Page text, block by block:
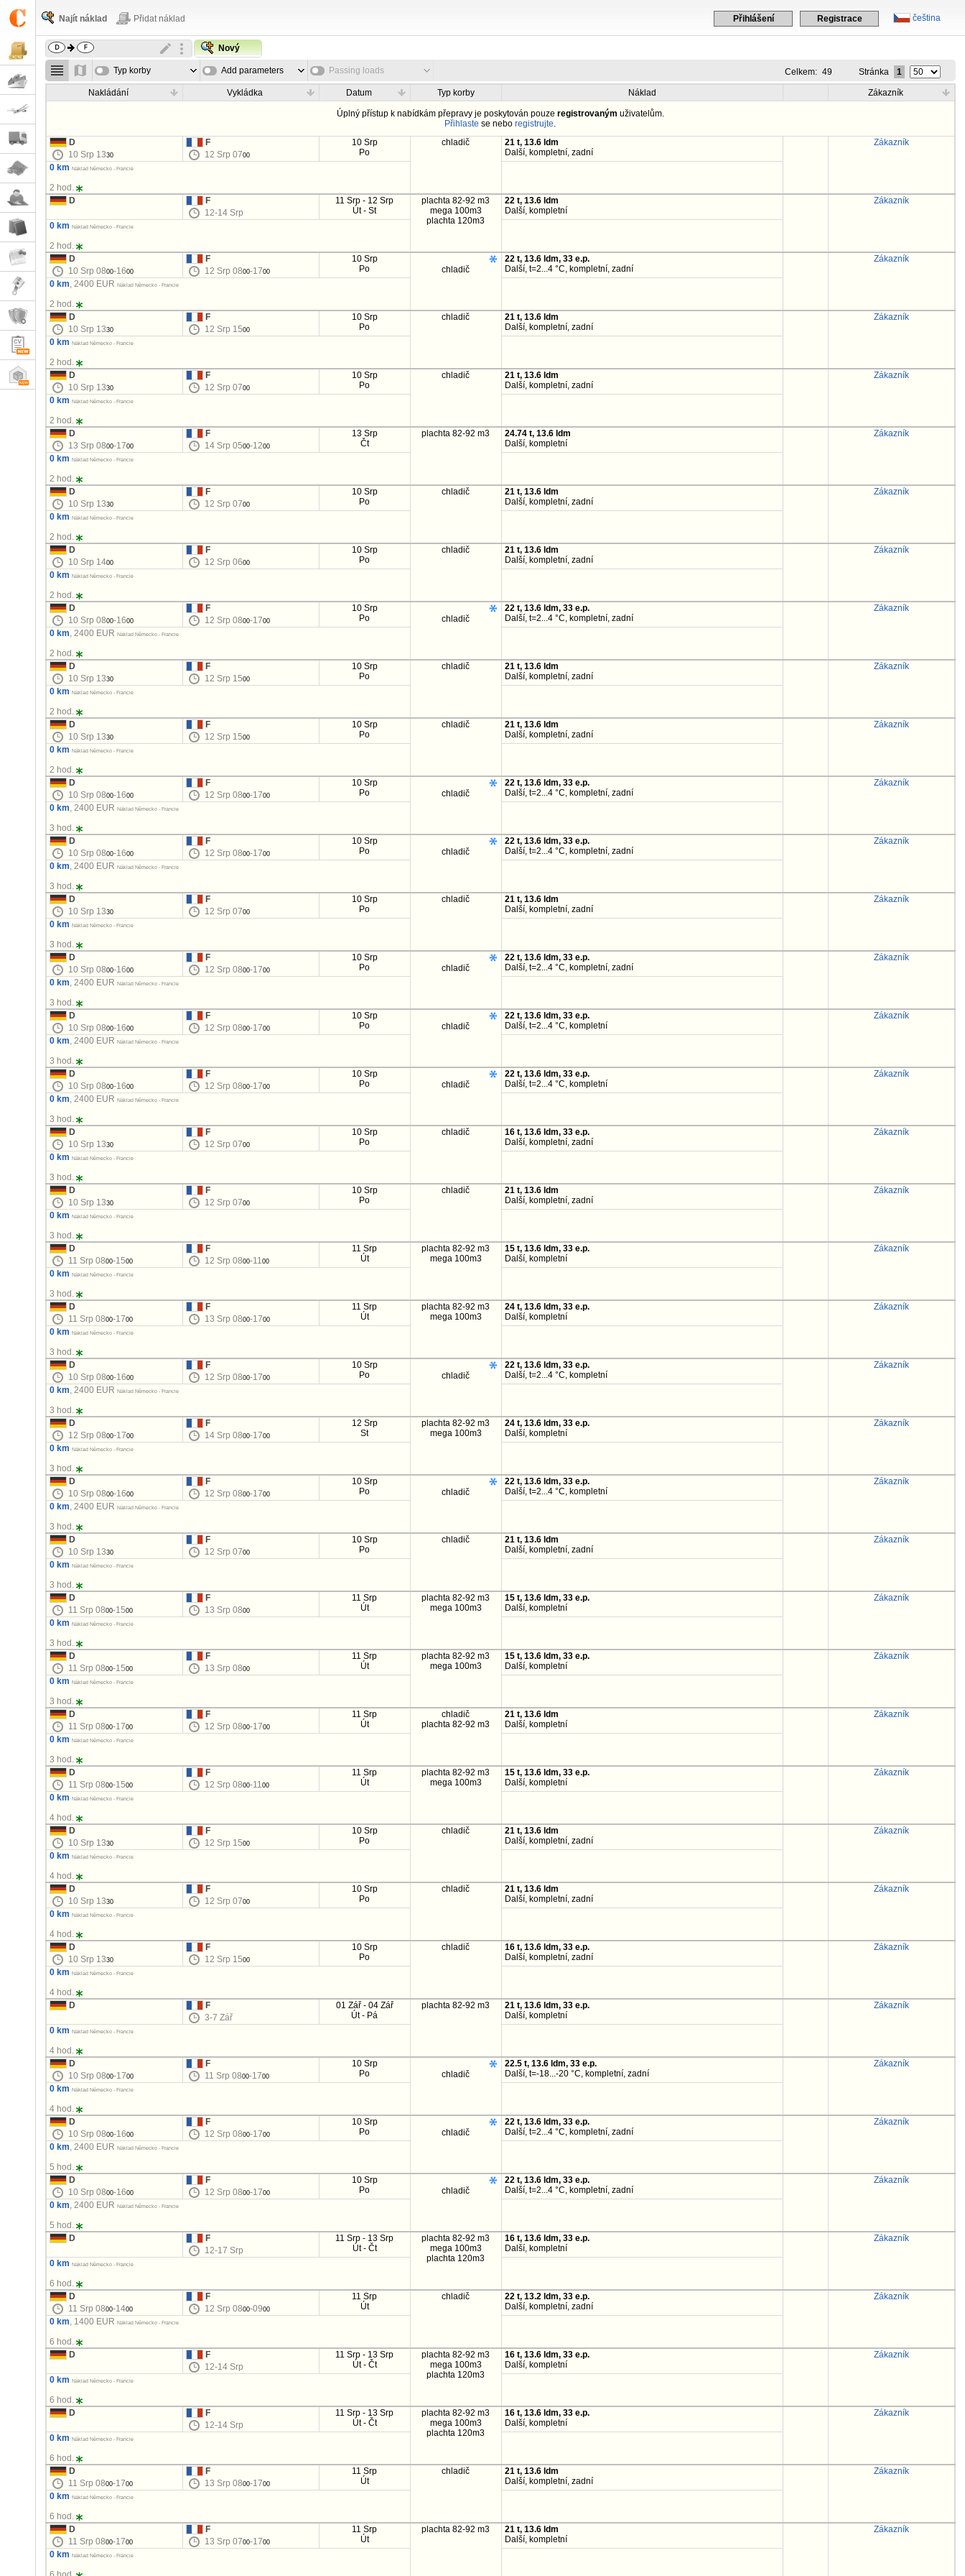
čeština
Přihlášení Registrace
Najít náklad Přidat náklad
Nový
Typ korby Add parameters Passing loads Celkem: 49 Stránka 1
Nakládání Vykládka Datum Typ korby Náklad Zákazník
Úplný přístup k nabídkám přepravy je poskytován pouze registrovaným uživatelům.
Přihlaste se neboregistrujte.
D
10 Srp 1330
F
12 Srp 0700
10 Srp
Po
chladič
21 t, 13.6 ldm
Další, kompletní, zadní
Zákazník
0 km Náklad Německo - Francie
2 hod.
D
F
12-14 Srp
11 Srp - 12 Srp
Út - St
plachta 82-92 m3
mega 100m3
plachta 120m3
22 t, 13.6 ldm
Další, kompletní
Zákazník
0 km Náklad Německo - Francie
2 hod.
D
10 Srp 0800-1600
F
12 Srp 0800-1700
10 Srp
Po
chladič
22 t, 13.6 ldm, 33 e.p.
Další, t=2...4 °C, kompletní, zadní
Zákazník
0 km, 2400 EUR Náklad Německo - Francie
2 hod.
D
10 Srp 1330
F
12 Srp 1500
10 Srp
Po
chladič
21 t, 13.6 ldm
Další, kompletní, zadní
Zákazník
0 km Náklad Německo - Francie
2 hod.
D
10 Srp 1330
F
12 Srp 0700
10 Srp
Po
chladič
21 t, 13.6 ldm
Další, kompletní, zadní
Zákazník
0 km Náklad Německo - Francie
2 hod.
D
13 Srp 0800-1700
F
14 Srp 0500-1200
13 Srp
Čt
plachta 82-92 m3
24.74 t, 13.6 ldm
Další, kompletní
Zákazník
0 km Náklad Německo - Francie
2 hod.
D
10 Srp 1330
F
12 Srp 0700
10 Srp
Po
chladič
21 t, 13.6 ldm
Další, kompletní, zadní
Zákazník
0 km Náklad Německo - Francie
2 hod.
D
10 Srp 1400
F
12 Srp 0600
10 Srp
Po
chladič
21 t, 13.6 ldm
Další, kompletní, zadní
Zákazník
0 km Náklad Německo - Francie
2 hod.
D
10 Srp 0800-1600
F
12 Srp 0800-1700
10 Srp
Po
chladič
22 t, 13.6 ldm, 33 e.p.
Další, t=2...4 °C, kompletní, zadní
Zákazník
0 km, 2400 EUR Náklad Německo - Francie
2 hod.
D
10 Srp 1330
F
12 Srp 1500
10 Srp
Po
chladič
21 t, 13.6 ldm
Další, kompletní, zadní
Zákazník
0 km Náklad Německo - Francie
2 hod.
D
10 Srp 1330
F
12 Srp 1500
10 Srp
Po
chladič
21 t, 13.6 ldm
Další, kompletní, zadní
Zákazník
0 km Náklad Německo - Francie
2 hod.
D
10 Srp 0800-1600
F
12 Srp 0800-1700
10 Srp
Po
chladič
22 t, 13.6 ldm, 33 e.p.
Další, t=2...4 °C, kompletní, zadní
Zákazník
0 km, 2400 EUR Náklad Německo - Francie
3 hod.
D
10 Srp 0800-1600
F
12 Srp 0800-1700
10 Srp
Po
chladič
22 t, 13.6 ldm, 33 e.p.
Další, t=2...4 °C, kompletní, zadní
Zákazník
0 km, 2400 EUR Náklad Německo - Francie
3 hod.
D
10 Srp 1330
F
12 Srp 0700
10 Srp
Po
chladič
21 t, 13.6 ldm
Další, kompletní, zadní
Zákazník
0 km Náklad Německo - Francie
3 hod.
D
10 Srp 0800-1600
F
12 Srp 0800-1700
10 Srp
Po
chladič
22 t, 13.6 ldm, 33 e.p.
Další, t=2...4 °C, kompletní, zadní
Zákazník
0 km, 2400 EUR Náklad Německo - Francie
3 hod.
D
10 Srp 0800-1600
F
12 Srp 0800-1700
10 Srp
Po
chladič
22 t, 13.6 ldm, 33 e.p.
Další, t=2...4 °C, kompletní
Zákazník
0 km, 2400 EUR Náklad Německo - Francie
3 hod.
D
10 Srp 0800-1600
F
12 Srp 0800-1700
10 Srp
Po
chladič
22 t, 13.6 ldm, 33 e.p.
Další, t=2...4 °C, kompletní
Zákazník
0 km, 2400 EUR Náklad Německo - Francie
3 hod.
D
10 Srp 1330
F
12 Srp 0700
10 Srp
Po
chladič
16 t, 13.6 ldm, 33 e.p.
Další, kompletní, zadní
Zákazník
0 km Náklad Německo - Francie
3 hod.
D
10 Srp 1330
F
12 Srp 0700
10 Srp
Po
chladič
21 t, 13.6 ldm
Další, kompletní, zadní
Zákazník
0 km Náklad Německo - Francie
3 hod.
D
11 Srp 0800-1500
F
12 Srp 0800-1100
11 Srp
Út
plachta 82-92 m3
mega 100m3
15 t, 13.6 ldm, 33 e.p.
Další, kompletní
Zákazník
0 km Náklad Německo - Francie
3 hod.
D
11 Srp 0800-1700
F
13 Srp 0800-1700
11 Srp
Út
plachta 82-92 m3
mega 100m3
24 t, 13.6 ldm, 33 e.p.
Další, kompletní
Zákazník
0 km Náklad Německo - Francie
3 hod.
D
10 Srp 0800-1600
F
12 Srp 0800-1700
10 Srp
Po
chladič
22 t, 13.6 ldm, 33 e.p.
Další, t=2...4 °C, kompletní
Zákazník
0 km, 2400 EUR Náklad Německo - Francie
3 hod.
D
12 Srp 0800-1700
F
14 Srp 0800-1700
12 Srp
St
plachta 82-92 m3
mega 100m3
24 t, 13.6 ldm, 33 e.p.
Další, kompletní
Zákazník
0 km Náklad Německo - Francie
3 hod.
D
10 Srp 0800-1600
F
12 Srp 0800-1700
10 Srp
Po
chladič
22 t, 13.6 ldm, 33 e.p.
Další, t=2...4 °C, kompletní
Zákazník
0 km, 2400 EUR Náklad Německo - Francie
3 hod.
D
10 Srp 1330
F
12 Srp 0700
10 Srp
Po
chladič
21 t, 13.6 ldm
Další, kompletní, zadní
Zákazník
0 km Náklad Německo - Francie
3 hod.
D
11 Srp 0800-1500
F
13 Srp 0800
11 Srp
Út
plachta 82-92 m3
mega 100m3
15 t, 13.6 ldm, 33 e.p.
Další, kompletní
Zákazník
0 km Náklad Německo - Francie
3 hod.
D
11 Srp 0800-1500
F
13 Srp 0800
11 Srp
Út
plachta 82-92 m3
mega 100m3
15 t, 13.6 ldm, 33 e.p.
Další, kompletní
Zákazník
0 km Náklad Německo - Francie
3 hod.
D
11 Srp 0800-1700
F
12 Srp 0800-1700
11 Srp
Út
chladič
plachta 82-92 m3
21 t, 13.6 ldm
Další, kompletní
Zákazník
0 km Náklad Německo - Francie
3 hod.
D
11 Srp 0800-1500
F
12 Srp 0800-1100
11 Srp
Út
plachta 82-92 m3
mega 100m3
15 t, 13.6 ldm, 33 e.p.
Další, kompletní
Zákazník
0 km Náklad Německo - Francie
4 hod.
D
10 Srp 1330
F
12 Srp 1500
10 Srp
Po
chladič
21 t, 13.6 ldm
Další, kompletní, zadní
Zákazník
0 km Náklad Německo - Francie
4 hod.
D
10 Srp 1330
F
12 Srp 0700
10 Srp
Po
chladič
21 t, 13.6 ldm
Další, kompletní, zadní
Zákazník
0 km Náklad Německo - Francie
4 hod.
D
10 Srp 1330
F
12 Srp 1500
10 Srp
Po
chladič
16 t, 13.6 ldm, 33 e.p.
Další, kompletní, zadní
Zákazník
0 km Náklad Německo - Francie
4 hod.
D
F
3-7 Zář
01 Zář - 04 Zář
Út - Pá
plachta 82-92 m3
21 t, 13.6 ldm, 33 e.p.
Další, kompletní
Zákazník
0 km Náklad Německo - Francie
4 hod.
D
10 Srp 0800-1700
F
11 Srp 0800-1700
10 Srp
Po
chladič
22.5 t, 13.6 ldm, 33 e.p.
Další, t=-18...-20 °C, kompletní, zadní
Zákazník
0 km Náklad Německo - Francie
4 hod.
D
10 Srp 0800-1600
F
12 Srp 0800-1700
10 Srp
Po
chladič
22 t, 13.6 ldm, 33 e.p.
Další, t=2...4 °C, kompletní, zadní
Zákazník
0 km, 2400 EUR Náklad Německo - Francie
5 hod.
D
10 Srp 0800-1600
F
12 Srp 0800-1700
10 Srp
Po
chladič
22 t, 13.6 ldm, 33 e.p.
Další, t=2...4 °C, kompletní, zadní
Zákazník
0 km, 2400 EUR Náklad Německo - Francie
5 hod.
D
F
12-17 Srp
11 Srp - 13 Srp
Út - Čt
plachta 82-92 m3
mega 100m3
plachta 120m3
16 t, 13.6 ldm, 33 e.p.
Další, kompletní
Zákazník
0 km Náklad Německo - Francie
6 hod.
D
11 Srp 0800-1400
F
12 Srp 0800-0900
11 Srp
Út
chladič
22 t, 13.2 ldm, 33 e.p.
Další, kompletní, zadní
Zákazník
0 km, 1400 EUR Náklad Německo - Francie
6 hod.
D
F
12-14 Srp
11 Srp - 13 Srp
Út - Čt
plachta 82-92 m3
mega 100m3
plachta 120m3
16 t, 13.6 ldm, 33 e.p.
Další, kompletní
Zákazník
0 km Náklad Německo - Francie
6 hod.
D
F
12-14 Srp
11 Srp - 13 Srp
Út - Čt
plachta 82-92 m3
mega 100m3
plachta 120m3
16 t, 13.6 ldm, 33 e.p.
Další, kompletní
Zákazník
0 km Náklad Německo - Francie
6 hod.
D
11 Srp 0800-1700
F
13 Srp 0800-1700
11 Srp
Út
chladič
21 t, 13.6 ldm
Další, kompletní, zadní
Zákazník
0 km Náklad Německo - Francie
6 hod.
D
11 Srp 0800-1700
F
13 Srp 0700-1700
11 Srp
Út
plachta 82-92 m3
21 t, 13.6 ldm
Další, kompletní
Zákazník
0 km Náklad Německo - Francie